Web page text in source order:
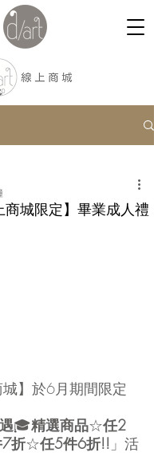
商城限定】畢業成人禮
】於6月期間限定
🎓精選商品☆任2
折☆任5件6折!! 」活